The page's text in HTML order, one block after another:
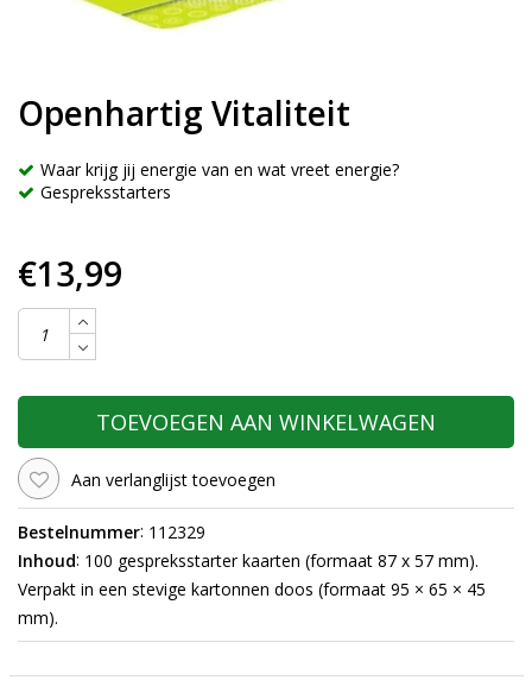
Openhartig Vitaliteit
Waar krijg jij energie van en wat vreet energie?
Gespreksstarters
€13,99
TOEVOEGEN AAN WINKELWAGEN
Aan verlanglijst toevoegen
Bestelnummer: 112329
Inhoud: 100 gespreksstarter kaarten (formaat 87 x 57 mm).
Verpakt in een stevige kartonnen doos (formaat 95 × 65 × 45
mm).